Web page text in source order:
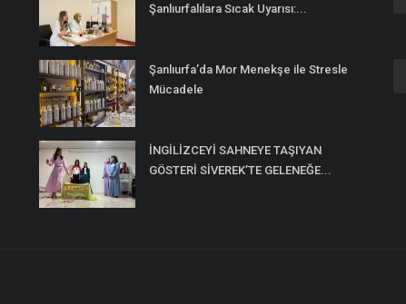
Şanlıurfalılara Sıcak Uyarısı:...
Şanlıurfa’da Mor Menekşe ile Stresle
Mücadele
İNGİLİZCEYİ SAHNEYE TAŞIYAN
GÖSTERİ SİVEREK’TE GELENEĞE...